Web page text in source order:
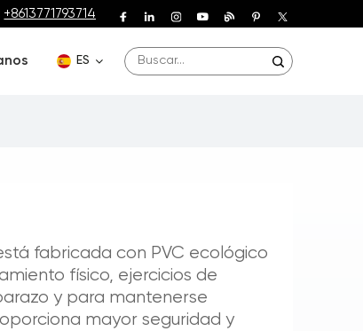
+8613771793714
ES
fabricada con PVC ecológico
físico, ejercicios de
y para mantenerse
mayor seguridad y